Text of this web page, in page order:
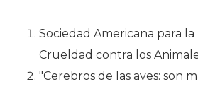
Sociedad Americana para
Crueldad contra los
"Cerebros de las aves: son